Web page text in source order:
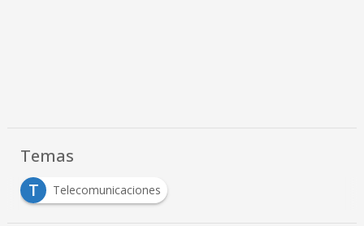
Temas
T
Telecomunicaciones